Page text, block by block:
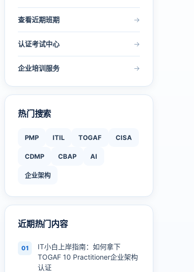
查看近期班期 →
认证考试中心 →
企业培训服务 →
热门搜索
PMP ITIL TOGAF CISA
CDMP CBAP AI
企业架构
近期热门内容
01
IT小白上岸指南：如何拿下
TOGAF 10 Practitioner企业架构
认证